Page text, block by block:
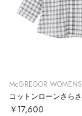
McGREGOR WOMENS
￥17,600